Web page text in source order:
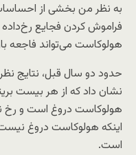
به نظر من بخشی از
فراموش کردن فجایع
هولوکاست می‌تواند فاجعه
حدود دو سال قبل، نتایج
نشان داد که از هر بیست
اینکه هولوکاست دروغ نیست
است.